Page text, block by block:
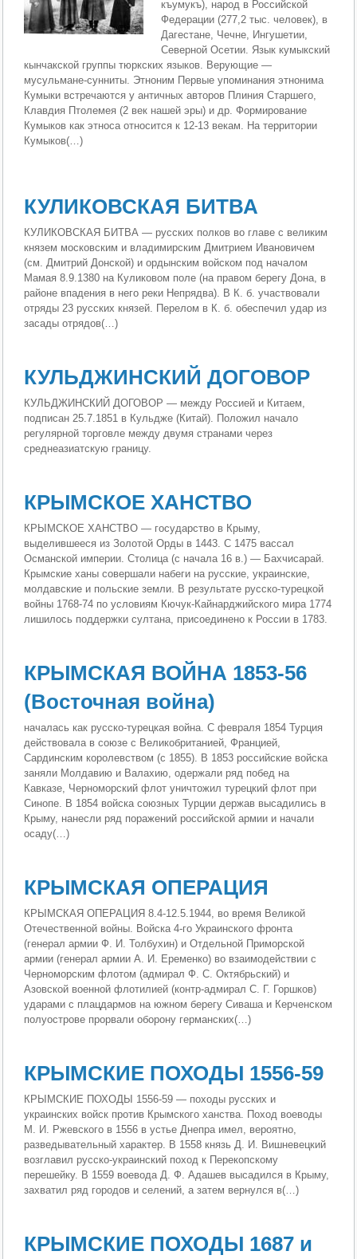
къумукъ), народ в Российской
Федерации (277,2 тыс. человек), в
Дагестане, Чечне, Ингушетии,
Северной Осетии. Язык кумыкский
кынчакской группы тюркских языков. Верующие —
мусульмане-сунниты. Этноним Первые упоминания этнонима
Кумыки встречаются у античных авторов Плиния Старшего,
Клавдия Птолемея (2 век нашей эры) и др. Формирование
Кумыков как этноса относится к 12-13 векам. На территории
Кумыков(…)
КУЛИКОВСКАЯ БИТВА
КУЛИКОВСКАЯ БИТВА — русских полков во главе с великим
князем московским и владимирским Дмитрием Ивановичем
(см. Дмитрий Донской) и ордынским войском под началом
Мамая 8.9.1380 на Куликовом поле (на правом берегу Дона, в
районе впадения в него реки Непрядва). В К. б. участвовали
отряды 23 русских князей. Перелом в К. б. обеспечил удар из
засады отрядов(…)
КУЛЬДЖИНСКИЙ ДОГОВОР
КУЛЬДЖИНСКИЙ ДОГОВОР — между Россией и Китаем,
подписан 25.7.1851 в Кульдже (Китай). Положил начало
регулярной торговле между двумя странами через
среднеазиатскую границу.
КРЫМСКОЕ ХАНСТВО
КРЫМСКОЕ ХАНСТВО — государство в Крыму,
выделившееся из Золотой Орды в 1443. С 1475 вассал
Османской империи. Столица (с начала 16 в.) — Бахчисарай.
Крымские ханы совершали набеги на русские, украинские,
молдавские и польские земли. В результате русско-турецкой
войны 1768-74 по условиям Кючук-Кайнарджийского мира 1774
лишилось поддержки султана, присоединено к России в 1783.
КРЫМСКАЯ ВОЙНА 1853-56
(Восточная война)
началась как русско-турецкая война. С февраля 1854 Турция
действовала в союзе с Великобританией, Францией,
Сардинским королевством (с 1855). В 1853 российские войска
заняли Молдавию и Валахию, одержали ряд побед на
Кавказе, Черноморский флот уничтожил турецкий флот при
Синопе. В 1854 войска союзных Турции держав высадились в
Крыму, нанесли ряд поражений российской армии и начали
осаду(…)
КРЫМСКАЯ ОПЕРАЦИЯ
КРЫМСКАЯ ОПЕРАЦИЯ 8.4-12.5.1944, во время Великой
Отечественной войны. Войска 4-го Украинского фронта
(генерал армии Ф. И. Толбухин) и Отдельной Приморской
армии (генерал армии А. И. Еременко) во взаимодействии с
Черноморским флотом (адмирал Ф. С. Октябрьский) и
Азовской военной флотилией (контр-адмирал С. Г. Горшков)
ударами с плацдармов на южном берегу Сиваша и Керченском
полуострове прорвали оборону германских(…)
КРЫМСКИЕ ПОХОДЫ 1556-59
КРЫМСКИЕ ПОХОДЫ 1556-59 — походы русских и
украинских войск против Крымского ханства. Поход воеводы
М. И. Ржевского в 1556 в устье Днепра имел, вероятно,
разведывательный характер. В 1558 князь Д. И. Вишневецкий
возглавил русско-украинский поход к Перекопскому
перешейку. В 1559 воевода Д. Ф. Адашев высадился в Крыму,
захватил ряд городов и селений, а затем вернулся в(…)
КРЫМСКИЕ ПОХОДЫ 1687 и